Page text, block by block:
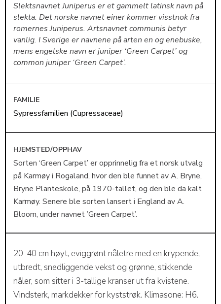
Slektsnavnet Juniperus er et gammelt latinsk navn på
slekta. Det norske navnet einer kommer visstnok fra
romernes Juniperus. Artsnavnet communis betyr
vanlig. I Sverige er navnene på arten en og enebuske,
mens engelske navn er juniper ‘Green Carpet’ og
common juniper ‘Green Carpet’.
FAMILIE
Sypressfamilien (Cupressaceae)
HJEMSTED/OPPHAV
Sorten ‘Green Carpet’ er opprinnelig fra et norsk utvalg
på Karmøy i Rogaland, hvor den ble funnet av A. Bryne,
Bryne Planteskole, på 1970-tallet, og den ble da kalt
Karmøy. Senere ble sorten lansert i England av A.
Bloom, under navnet ’Green Carpet’.
20-40 cm høyt, eviggrønt nåletre med en krypende,
utbredt, snedliggende vekst og grønne, stikkende
nåler, som sitter i 3-tallige kranser ut fra kvistene.
Vindsterk, markdekker for kyststrøk. Klimasone: H6.